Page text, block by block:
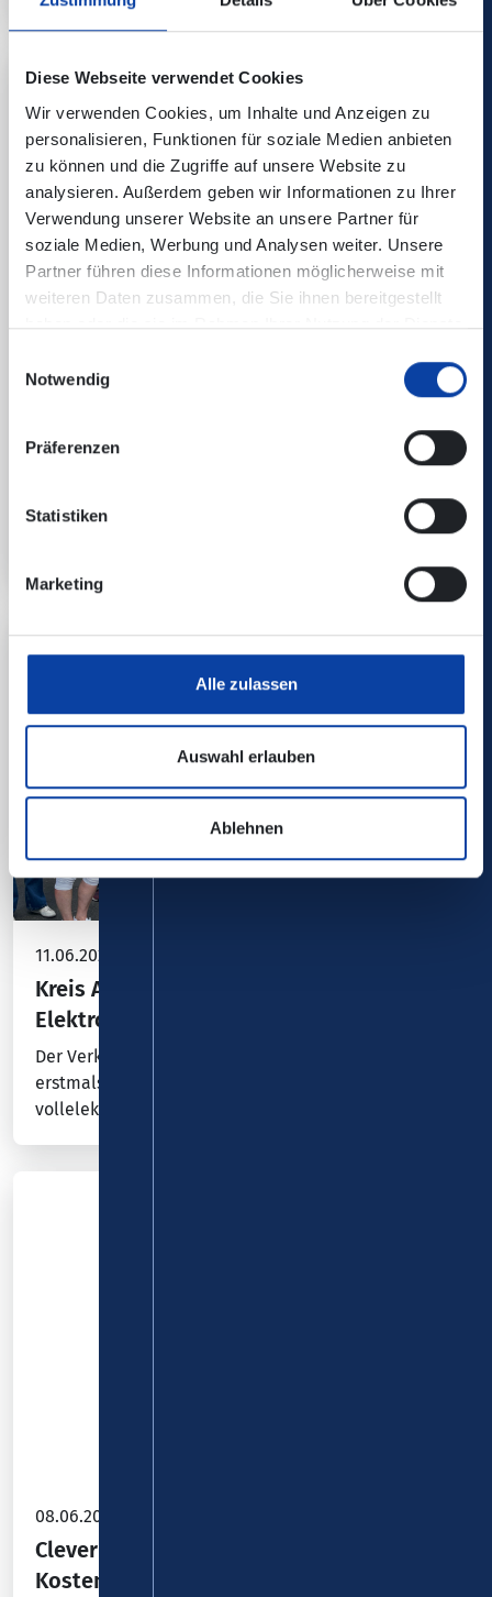
Diese Webseite verwendet Cookies
Wir verwenden Cookies, um Inhalte und Anzeigen zu
personalisieren, Funktionen für soziale Medien anbieten
zu können und die Zugriffe auf unsere Website zu
analysieren. Außerdem geben wir Informationen zu Ihrer
Verwendung unserer Website an unsere Partner für
soziale Medien, Werbung und Analysen weiter. Unsere
Partner führen diese Informationen möglicherweise mit
weiteren Daten zusammen, die Sie ihnen bereitgestellt
haben oder die sie im Rahmen Ihrer Nutzung der Dienste
Notwendig
Präferenzen
Statistiken
Marketing
Alle zulassen
Auswahl erlauben
Ablehnen
18.06.2026
Kampagne „Oh là là! Frankreich ist jetzt
Im Juli und August Straßburg, Reims und Paris
11.06.2026
Kreis Ahrweiler: Testfahrt mit einem
Elektro-Standardbus
Der Verkehrsverbund Rhein-Mosel (VRM) testet
erstmals im Landkreis Ahr-weiler den Einsatz eines
vollelektrisch angetriebenen Standardbusses des…
08.06.2026
Clever mobil mit Bus und Bahn:
Kostenlose Ticket- und